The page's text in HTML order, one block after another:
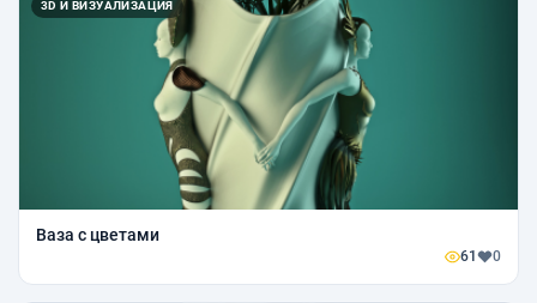
3D И ВИЗУАЛИЗАЦИЯ
Ваза с цветами
61 0